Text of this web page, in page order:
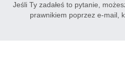
Jeśli Ty zadałeś to pytanie,
prawnikiem poprzez e-mail,